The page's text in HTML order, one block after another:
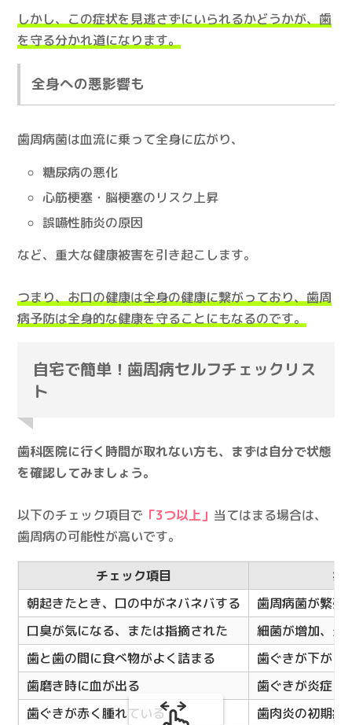
しかし、この症状を見逃さずにいられるかどうかが、歯
を守る分かれ道になります。
全身への悪影響も
歯周病菌は血流に乗って全身に広がり、
糖尿病の悪化
心筋梗塞・脳梗塞のリスク上昇
誤嚥性肺炎の原因
など、重大な健康被害を引き起こします。
つまり、お口の健康は全身の健康に繋がっており、歯周
病予防は全身的な健康を守ることにもなるのです。
自宅で簡単！歯周病セルフチェックリス
ト
歯科医院に行く時間が取れない方も、まずは自分で状態
を確認してみましょう。
以下のチェック項目で 「3つ以上」 当てはまる場合は、
歯周病の可能性が高いです。
チェック項目
症
朝起きたとき、口の中がネバネバする
歯周病菌が繁殖
口臭が気になる、または指摘された
細菌が増加、炎
歯と歯の間に食べ物がよく詰まる
歯ぐきが下がっ
歯磨き時に血が出る
歯ぐきが炎症し
歯ぐきが赤く腫れている
歯肉炎の初期症